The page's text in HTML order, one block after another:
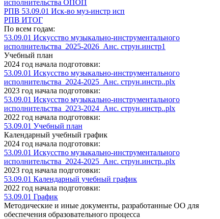
исполнительства ОПОП
РПВ 53.09.01 Иск-во муз-инстр исп
РПВ ИТОГ
По всем годам:
53.09.01 Искусство музыкально-инструментального
исполнительства_2025-2026_Анс. струн.инстр1
Учебный план
2024 год начала подготовки:
53.09.01 Искусство музыкально-инструментального
исполнительства_2024-2025_Анс. струн.инстр..plx
2023 год начала подготовки:
53.09.01 Искусство музыкально-инструментального
исполнительства_2023-2024_Анс. струн.инстр..plx
2022 год начала подготовки:
53.09.01 Учебный план
Календарный учебный график
2024 год начала подготовки:
53.09.01 Искусство музыкально-инструментального
исполнительства_2024-2025_Анс. струн.инстр..plx
2023 год начала подготовки:
53.09.01 Календарный учебный график
2022 год начала подготовки:
53.09.01 График
Методические и иные документы, разработанные ОО для
обеспечения образовательного процесса